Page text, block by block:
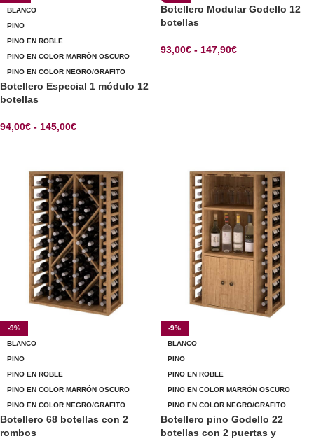
BLANCO
PINO
PINO EN ROBLE
PINO EN COLOR MARRÓN OSCURO
PINO EN COLOR NEGRO/GRAFITO
Botellero Especial 1 módulo 12
botellas
94,00€ - 145,00€
Botellero Modular Godello 12
botellas
93,00€ - 147,90€
-9%
BLANCO
PINO
PINO EN ROBLE
PINO EN COLOR MARRÓN OSCURO
PINO EN COLOR NEGRO/GRAFITO
Botellero 68 botellas con 2
rombos
-9%
BLANCO
PINO
PINO EN ROBLE
PINO EN COLOR MARRÓN OSCURO
PINO EN COLOR NEGRO/GRAFITO
Botellero pino Godello 22
botellas con 2 puertas y